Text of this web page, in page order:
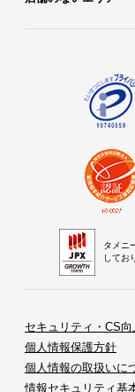
タメニ
してお
セキュリティ・CS
個人情報保護方針
個人情報の取扱いに
情報セキュリティ基